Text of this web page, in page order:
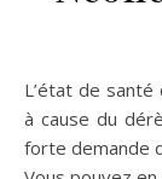
L’état de santé de chaque individu est gravement menacé
à cause du
forte demande